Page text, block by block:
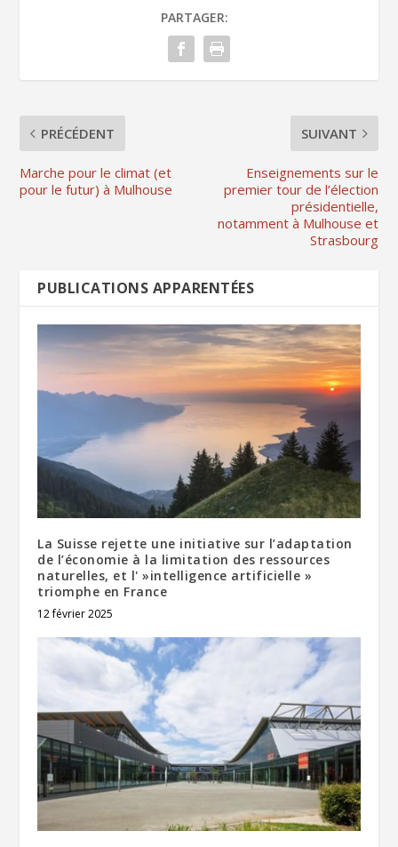
PARTAGER:
PRÉCÉDENT
Marche pour le climat (et
pour le futur) à Mulhouse
SUIVANT
Enseignements sur le
premier tour de l’élection
présidentielle,
notamment à Mulhouse et
Strasbourg
PUBLICATIONS APPARENTÉES
La Suisse rejette une initiative sur l’adaptation
de l’économie à la limitation des ressources
naturelles, et l' »intelligence artificielle »
triomphe en France
12 février 2025